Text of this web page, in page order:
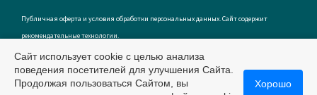
Публичная оферта и условия обработки персональных данных. Сайт содержит
рекомендательные технологии.
Сайт использует cookie с целью анализа
поведения посетителей для улучшения Сайта.
Продолжая пользоваться Сайтом, вы
Хорошо